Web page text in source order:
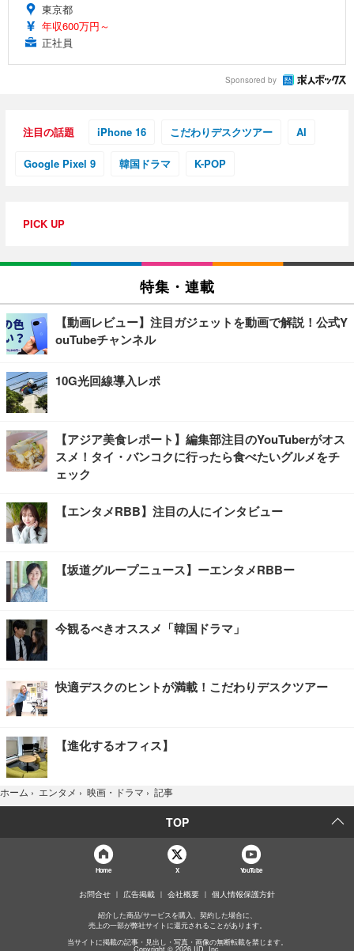
東京都
年収600万円～
正社員
Sponsored by
注目の話題 iPhone 16 こだわりデスクツアー AI
Google Pixel 9 韓国ドラマ K-POP
PICK UP
特集・連載
【動画レビュー】注目ガジェットを動画で解説！公式Y
ouTubeチャンネル
10G光回線導入レポ
【アジア美食レポート】編集部注目のYouTuberがオス
スメ！タイ・バンコクに行ったら食べたいグルメをチ
ェック
【エンタメRBB】注目の人にインタビュー
【坂道グループニュース】ーエンタメRBBー
今観るべきオススメ「韓国ドラマ」
快適デスクのヒントが満載！こだわりデスクツアー
【進化するオフィス】
ホーム › エンタメ › 映画・ドラマ › 記事
TOP
Home X YouTube
お問合せ 広告掲載 会社概要 個人情報保護方針
紹介した商品/サービスを購入、契約した場合に、
売上の一部が弊社サイトに還元されることがあります。
当サイトに掲載の記事・見出し・写真・画像の無断転載を禁じます。